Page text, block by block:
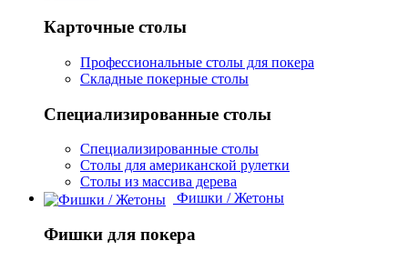
Карточные столы
Профессиональные столы для покера
Складные покерные столы
Специализированные столы
Специализированные столы
Столы для американской рулетки
Столы из массива дерева
Фишки / Жетоны
Фишки для покера